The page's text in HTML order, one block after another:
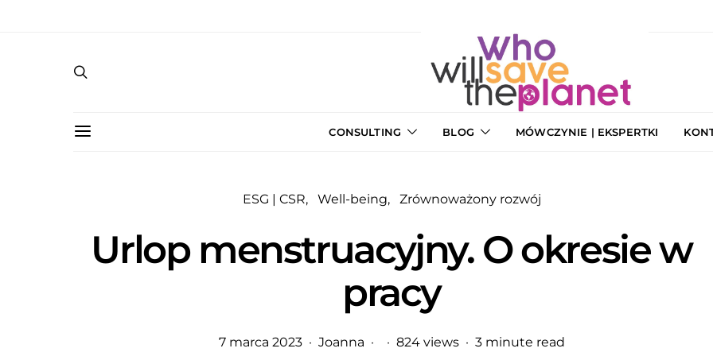
CONSULTING BLOG MÓWCZYNIE | EKSPERTKI
ESG | CSR Well-being Zrównoważony rozwój
Urlop menstruacyjny. O okresie w
pracy
7 marca 2023 Joanna 824 views 3 minute read